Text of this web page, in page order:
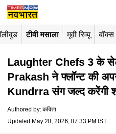
टीवी मसाला मूवी रिव्यू
Laughter Chefs 3 के
Prakash ने फ्लॉन्ट की
Kundrra संग जल्द करेंगी
Authored by: कविता
Updated May 20, 2026, 07:33 PM IST